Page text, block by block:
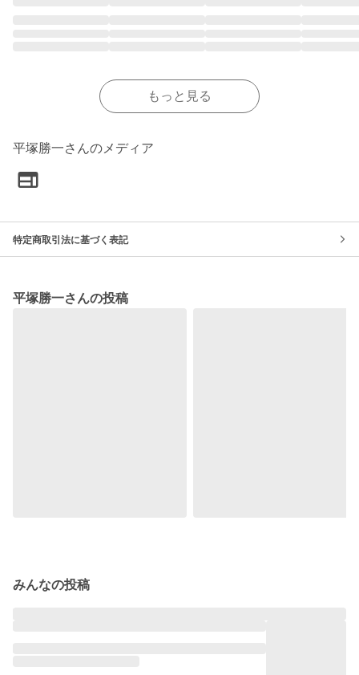
もっと見る
平塚勝一さんのメディア
特定商取引法に基づく表記
平塚勝一さんの投稿
みんなの投稿